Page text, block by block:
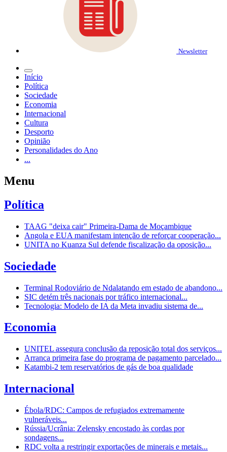
Newsletter
Início
Política
Sociedade
Economia
Internacional
Cultura
Desporto
Opinião
Personalidades do Ano
...
Menu
Política
TAAG "deixa cair" Primeira-Dama de Moçambique
Angola e EUA manifestam intenção de reforçar cooperação...
UNITA no Kuanza Sul defende fiscalização da oposição...
Sociedade
Terminal Rodoviário de Ndalatando em estado de abandono...
SIC detém três nacionais por tráfico internacional...
Tecnologia: Modelo de IA da Meta invadiu sistema de...
Economia
UNITEL assegura conclusão da reposição total dos serviços...
Arranca primeira fase do programa de pagamento parcelado...
Katambi-2 tem reservatórios de gás de boa qualidade
Internacional
Ébola/RDC: Campos de refugiados extremamente
vulneráveis...
Rússia/Ucrânia: Zelensky encostado às cordas por
sondagens...
RDC volta a restringir exportações de minerais e metais...